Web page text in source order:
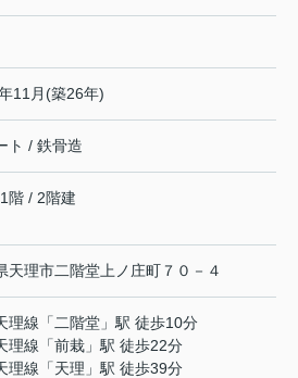
11月(築26年)
ト / 鉄骨造
階 / 2階建
天理市二階堂上ノ庄町 ７０－４
理線 「 二階堂 」駅 徒歩10分
理線 「前栽 」駅 徒歩22分
理線 「天理 」駅 徒歩39分